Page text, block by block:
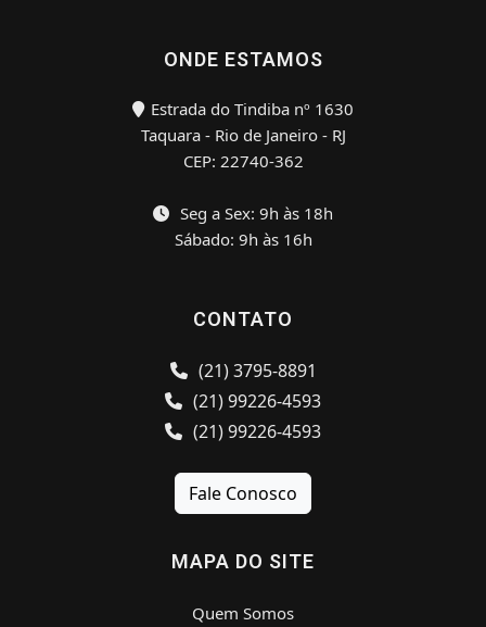
ONDE ESTAMOS
Estrada do Tindiba nº 1630
Taquara - Rio de Janeiro - RJ
CEP: 22740-362
Seg a Sex: 9h às 18h
Sábado: 9h às 16h
CONTATO
(21) 3795-8891
(21) 99226-4593
(21) 99226-4593
Fale Conosco
MAPA DO SITE
Quem Somos